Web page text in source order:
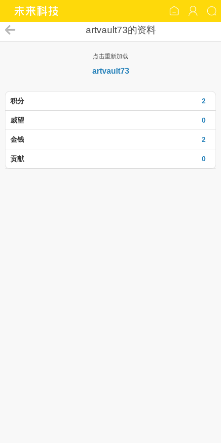
artvault73的资料
点击重新加载
artvault73
2
积分
0
威望
2
金钱
0
贡献